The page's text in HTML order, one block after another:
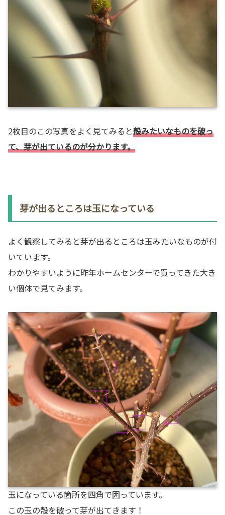
2枚目のこの写真をよく見てみると殻みたいなものを破っ
て、芽が出ているのが分かります。
芽が出るところは玉になっている
よく観察してみると芽が出るところは玉みたいなものが付
いています。
わかりやすいように昨年ホームセンターで買ってきた大き
い個体で見てみます。
玉になっている箇所を四角で囲っています。
この玉の殻を破って芽が出てきます！